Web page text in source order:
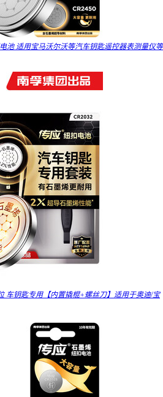
池 适用宝马沃尔沃等汽车钥匙遥控器表测量仪等
车钥匙专用【内置撬棍+螺丝刀】适用于奥迪/宝